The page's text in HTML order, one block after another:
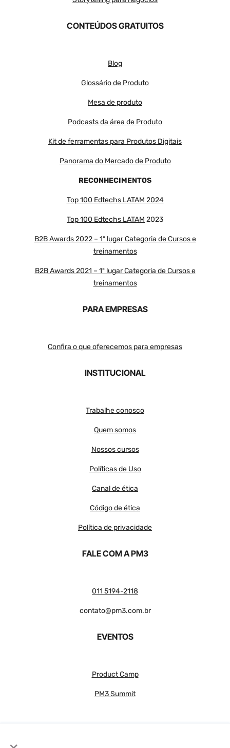
CONTEÚDOS GRATUITOS
Blog
Glossário de Produto
Mesa de produto
Podcasts da área de Produto
Kit de ferramentas para Produtos Digitais
Panorama do Mercado de Produto
RECONHECIMENTOS
Top 100 Edtechs LATAM 2024
Top 100 Edtechs LATAM 2023
B2B Awards 2022 – 1º lugar Categoria de Cursos e
treinamentos
B2B Awards 2021 – 1º lugar Categoria de Cursos e
treinamentos
PARA EMPRESAS
Confira o que oferecemos para empresas
INSTITUCIONAL
Trabalhe conosco
Quem somos
Nossos cursos
Políticas de Uso
Canal de ética
Código de ética
Política de privacidade
FALE COM A PM3
011 5194-2118
contato@pm3.com.br
EVENTOS
Product Camp
PM3 Summit